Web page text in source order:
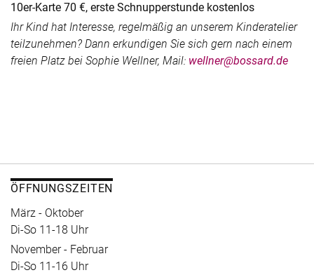
10er-Karte 70 €, erste Schnupperstunde kostenlos
Ihr Kind hat Interesse, regelmäßig an unserem Kinderatelier
teilzunehmen? Dann erkundigen Sie sich gern nach einem
freien Platz bei Sophie Wellner, Mail: wellner@bossard.de
ÖFFNUNGSZEITEN
März - Oktober
Di-So 11-18 Uhr
November - Februar
Di-So 11-16 Uhr